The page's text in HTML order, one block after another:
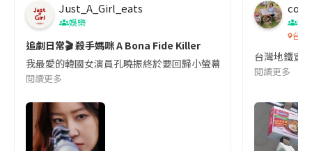
Just_A_Girl_eats
娛樂
追劇日常🎬 殺手媽咪 A Bona Fide Killer
我最愛的韓國女演員孔曉振終於要回歸小螢幕啦!這次的劇本改編
閱讀更多
co
吹
台灣
台灣地鐵宣
閱讀更多